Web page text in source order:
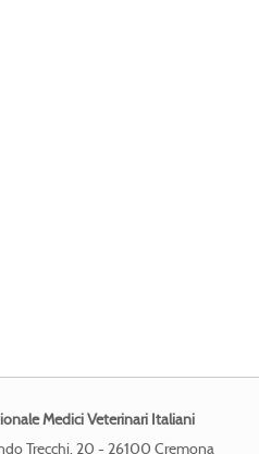
Medici Veterinari Italiani
Trecchi, 20 - 26100 Cremona